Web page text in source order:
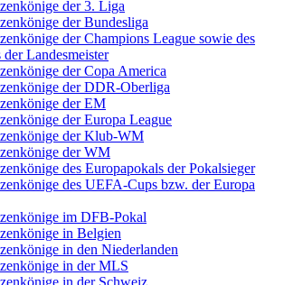
der 3. Liga
der Bundesliga
der Champions League sowie des
Landesmeister
der Copa America
der DDR-Oberliga
der EM
der Europa League
der Klub-WM
der WM
des Europapokals der Pokalsieger
des UEFA-Cups bzw. der Europa
im DFB-Pokal
in Belgien
in den Niederlanden
in der MLS
in der Schweiz